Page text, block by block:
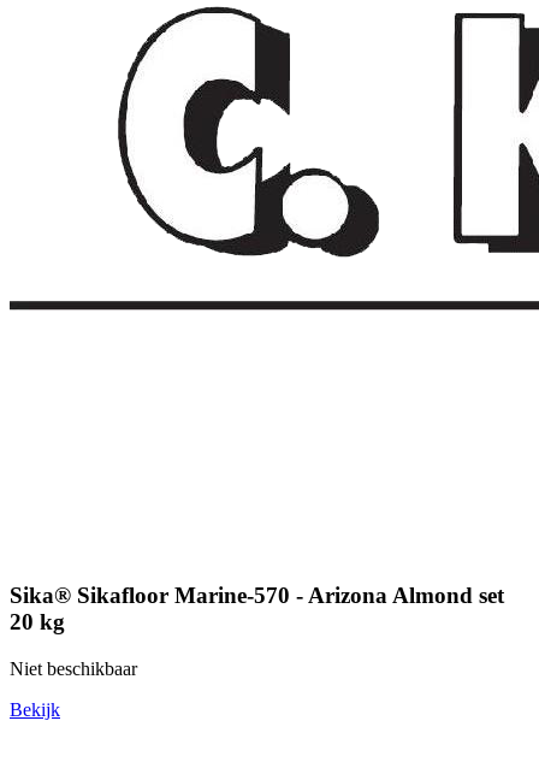
Sika® Sikafloor Marine-570 - Arizona Almond set
20 kg
Niet beschikbaar
Bekijk